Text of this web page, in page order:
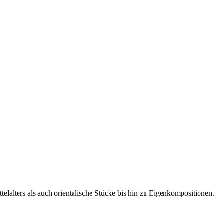
als auch orientalische Stücke bis hin zu Eigenkompositionen.